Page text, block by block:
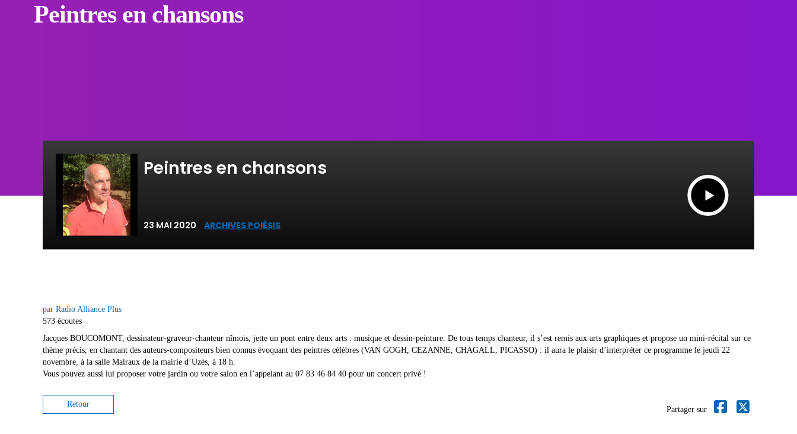
Peintres en chansons
Peintres en chansons
23 MAI 2020 ARCHIVES POIÈSIS
par Radio Alliance Plus
573 écoutes
Jacques BOUCOMONT, dessinateur-graveur-chanteur nîmois, jette un pont entre deux arts : musique et dessin-peinture. De tous temps chanteur, il s’est remis aux arts graphiques et propose un mini-récital sur ce
thème précis, en chantant des auteurs-compositeurs bien connus évoquant des peintres célèbres (VAN GOGH, CEZANNE, CHAGALL, PICASSO) : il aura le plaisir d’interpréter ce programme le jeudi 22
novembre, à la salle Malraux de la mairie d’Uzès, à 18 h.
Vous pouvez aussi lui proposer votre jardin ou votre salon en l’appelant au 07 83 46 84 40 pour un concert privé !
Retour
Partager sur